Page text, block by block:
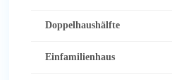
Doppelhaushälfte
Einfamilienhaus